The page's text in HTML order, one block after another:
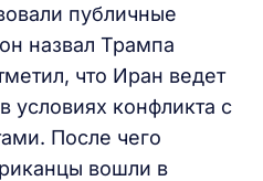
публичные
назвал Трампа
что Иран ведет
условиях конфликта с
После чего
вошли в